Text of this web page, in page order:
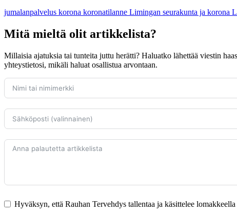
jumalanpalvelus korona koronatilanne Limingan seurakunta ja korona
Mitä mieltä olit artikkelista?
Millaisia ajatuksia tai tunteita juttu herätti? Haluatko lähettää viestin
yhteystietosi, mikäli haluat osallistua arvontaan.
Hyväksyn, että Rauhan Tervehdys tallentaa ja käsittelee